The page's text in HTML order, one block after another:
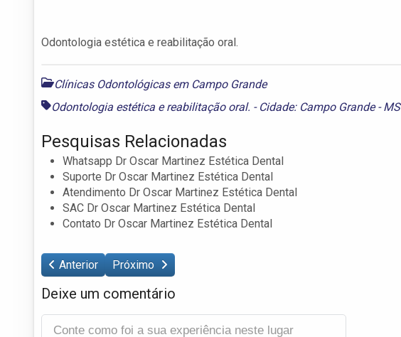
Odontologia estética e reabilitação oral.
Clínicas Odontológicas em Campo Grande
Odontologia estética e reabilitação oral. - Cidade: Campo Grande - MS
Pesquisas Relacionadas
Whatsapp Dr Oscar Martinez Estética Dental
Suporte Dr Oscar Martinez Estética Dental
Atendimento Dr Oscar Martinez Estética Dental
SAC Dr Oscar Martinez Estética Dental
Contato Dr Oscar Martinez Estética Dental
Anterior Próximo
Deixe um comentário